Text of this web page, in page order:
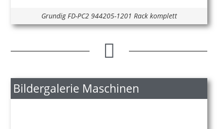
Grundig FD-PC2 944205-1201 Rack komplett
Bildergalerie Maschinen